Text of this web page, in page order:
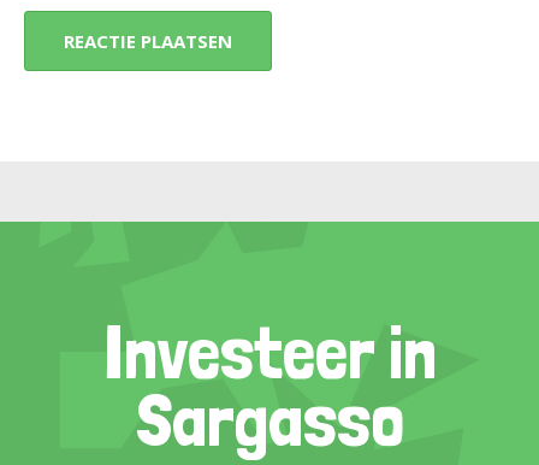
Investeer in
Sargasso